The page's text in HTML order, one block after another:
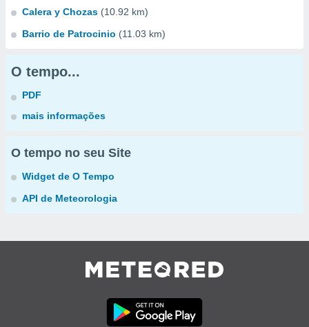
Calera y Chozas (10.92 km)
Barrio de Patrocinio (11.03 km)
O tempo...
PDF
mais informações
O tempo no seu Site
Widget de O Tempo
API de Meteorologia